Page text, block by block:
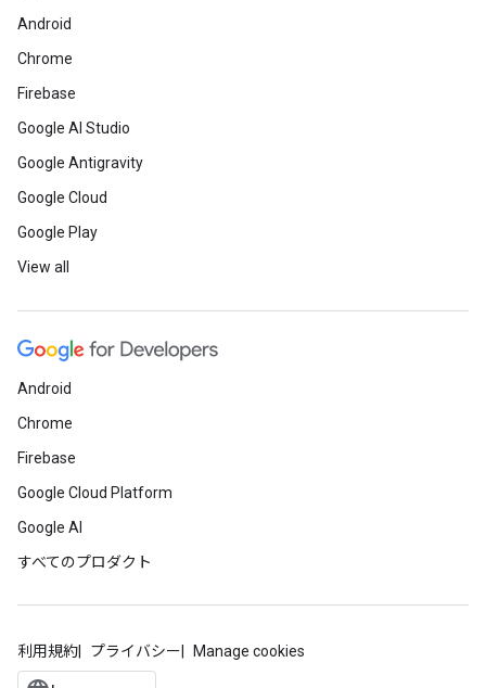
Android
Chrome
Firebase
Google AI Studio
Google Antigravity
Google Cloud
Google Play
View all
Android
Chrome
Firebase
Google Cloud Platform
Google AI
すべてのプロダクト
利用規約 プライバシー Manage cookies